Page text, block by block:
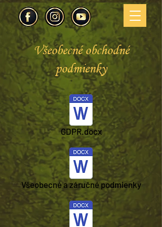
Všeobecné obchodné
podmienky
GDPR.docx
Všeobecné a záručné podmienky